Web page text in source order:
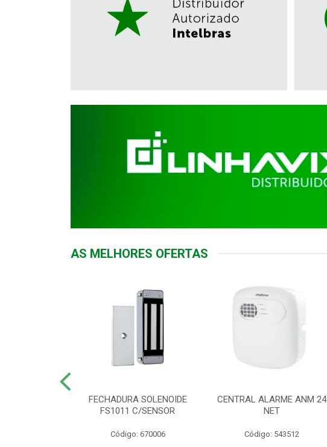
AS MELHORES OFERTAS
FECHADURA SOLENOIDE
FS1011 C/SENSOR
Código: 670006
CENTRAL ALARME ANM 24
NET
Código: 543512